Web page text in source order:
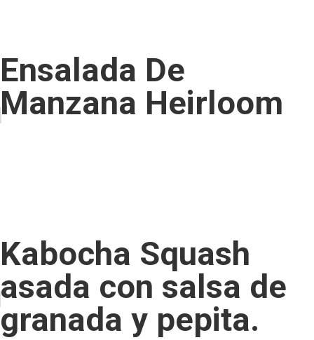
Ensalada De
Manzana Heirloom
Kabocha Squash
asada con salsa de
granada y pepita.